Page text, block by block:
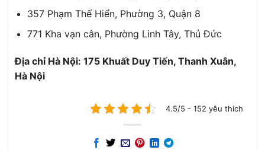
357 Phạm Thế Hiển, Phường 3, Quận 8
771 Kha vạn cân, Phường Linh Tây, Thủ Đức
Địa chỉ Hà Nội: 175 Khuất Duy Tiến, Thanh Xuân,
Hà Nội
4.5/5 - 152 yêu thích